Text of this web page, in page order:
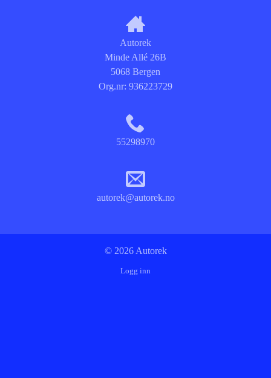
Autorek
Minde Allé 26B
5068 Bergen
Org.nr: 936223729
55298970
autorek@autorek.no
© 2026 Autorek
Logg inn